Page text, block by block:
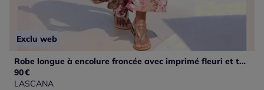
Exclu web
Robe longue à encolure froncée avec imprimé fleuri et taille élastiquée
90€
LASCANA